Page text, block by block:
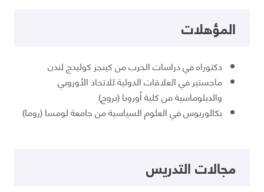
المؤهلات
دكتوراه في دراسات الحرب من كينجز كوليدج لندن
ماجستير في العلاقات الدولية للاتحاد الأوروبي
والدبلوماسية من كلية أوروبا (بروج)
بكالوريوس في العلوم السياسية من جامعة لومسا (روما)
مجالات التدريس